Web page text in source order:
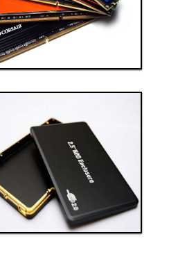
Linh kiện 5
Giá: 10,000,000 VND
Xem chi tiết
Linh kiện 8
Giá: 6,000,000 VND
Xem chi tiết
Đặt hàng
Thanh toán ngay